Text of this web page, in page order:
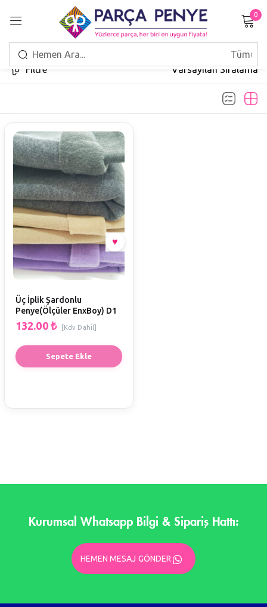
0
Filtre Varsayılan Sıralama
Sepete Ekle
Üç İplik Şardonlu
Penye(Ölçüler EnxBoy) D1
132.00 ₺ [Kdv Dahil]
Kurumsal Whatsapp Bilgi & Sipariş Hattı:
HEMEN MESAJ GÖNDER
Giriş Yap
HESAP OLUŞTUR